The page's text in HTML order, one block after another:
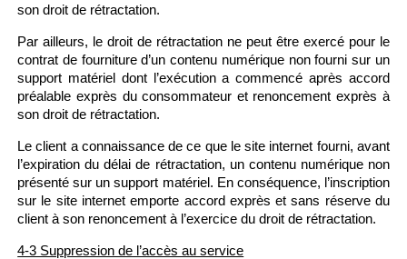
son droit de rétractation.
Par ailleurs, le droit de rétractation ne peut être exercé pour le
contrat de fourniture d’un contenu numérique non fourni sur un
support matériel dont l’exécution a commencé après accord
préalable exprès du consommateur et renoncement exprès à
son droit de rétractation.
Le client a connaissance de ce que le site internet fourni, avant
l’expiration du délai de rétractation, un contenu numérique non
présenté sur un support matériel. En conséquence, l’inscription
sur le site internet emporte accord exprès et sans réserve du
client à son renoncement à l’exercice du droit de rétractation.
4-3 Suppression de l’accès au service